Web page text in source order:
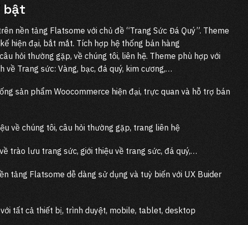
bật
nền tảng Flatsome với chủ đề “Trang Sức Đá Quý”. Theme
hiện đại, bắt mắt. Tích hợp hệ thống bán hàng
hỏi thường gặp, về chúng tôi, liên hệ. Theme phù hợp với
về Trang sức: Vàng, bạc, đá quý, kim cương,…
sản phẩm Woocommerce hiện đại, trực quan và hỗ trợ bán
về chúng tôi, câu hỏi thường gặp, trang liên hệ
trào lưu trang sức, giới thiệu về trang sức, đá quý,…
tảng Flatsome dễ dàng sử dụng và tuỳ biến với UX Buider
tất cả thiết bị, trình duyệt, mobile, tablet, desktop